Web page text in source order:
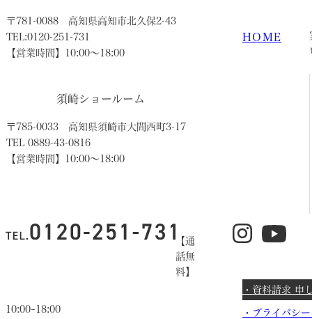
〒781-0088 高知県高知市北久保2-43
TEL:0120-251-731
【営業時間】10:00〜18:00
須崎ショールーム
〒785-0033 高知県須崎市大間西町3-17
TEL 0889-43-0816
【営業時間】10:00〜18:00
【通
話無
料】
10:00~18:00
HOME
・資料請求 申
・ プライバシ